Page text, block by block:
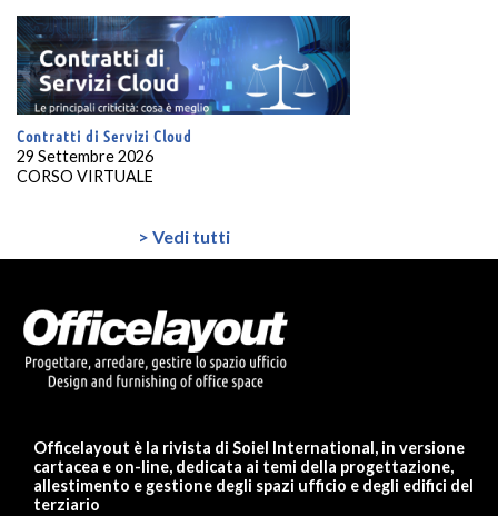
Contratti di Servizi Cloud
29 Settembre 2026
CORSO VIRTUALE
> Vedi tutti
Officelayout è la rivista di Soiel International, in versione
cartacea e on-line, dedicata ai temi della progettazione,
allestimento e gestione degli spazi ufficio e degli edifici del
terziario